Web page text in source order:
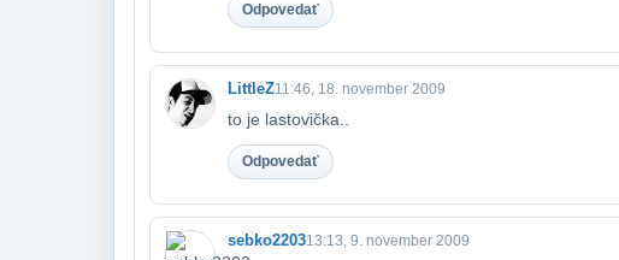
Odpovedať
LittleZ11:46, 18. november 2009
to je lastovička..
Odpovedať
sebko220313:13, 9. november 2009